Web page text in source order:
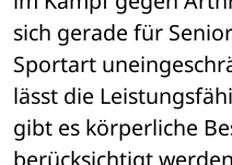
sich gerade für
Sportart
lässt die
gibt es körperliche
berücksichtigt